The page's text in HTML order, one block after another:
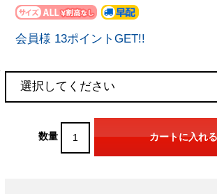
会員様 13ポイントGET!!
数量